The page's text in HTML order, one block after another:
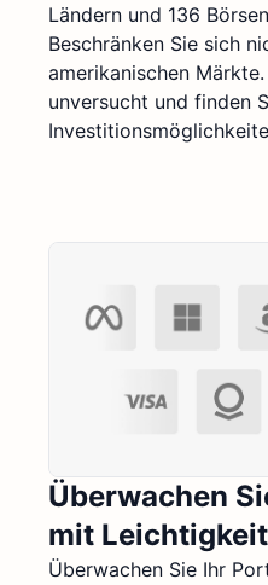
Ländern und 136
Beschränken Sie sich
amerikanischen
unversucht und finden
Überwachen
mit Leichtigkeit
Überwachen Sie Ihr